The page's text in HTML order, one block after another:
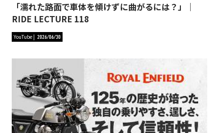
「濡れた路面で車体を傾けずに曲がるには？」｜
RIDE LECTURE 118
YouTube 2026/06/30